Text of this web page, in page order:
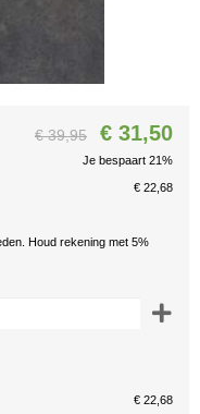
€ 39,95 € 31,50
Je bespaart 21%
€ 22,68
Houd rekening met 5%
€ 22,68